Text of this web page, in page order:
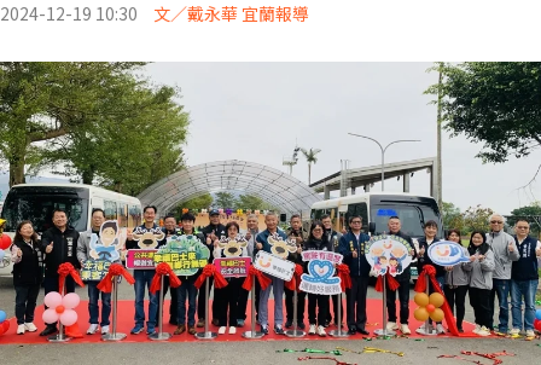
2024-12-19 10:30 文／戴永華 宜蘭報導